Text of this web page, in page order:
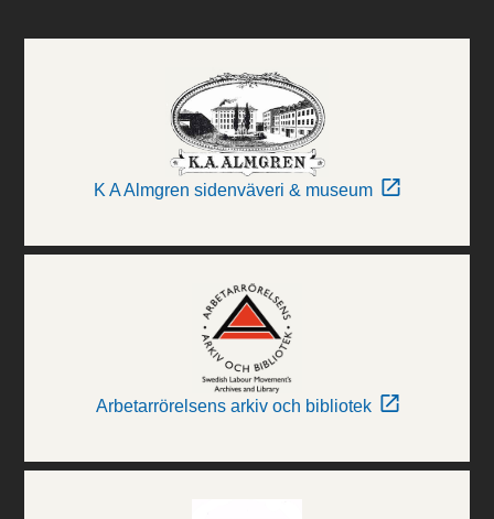
K A Almgren sidenväveri & museum
Arbetarrörelsens arkiv och bibliotek